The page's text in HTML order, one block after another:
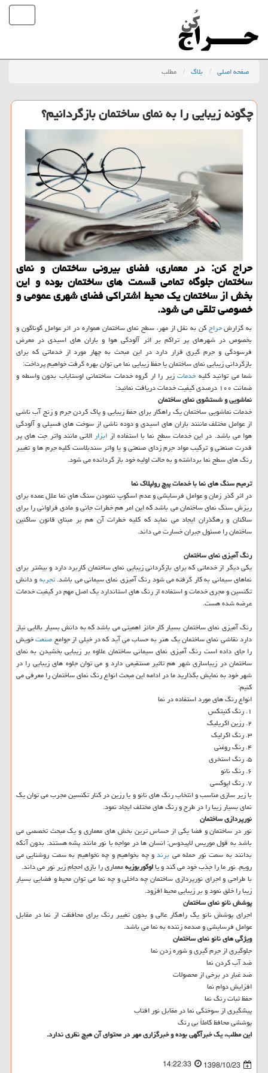
صفحه اصلی بلاگ مطلب
چگونه زیبایی را به نمای ساختمان بازگردانیم؟
حراج كن: در معماری، فضای بیرونی ساختمان و نمای
ساختمان جلوگاه تمامی قسمت های ساختمان بوده و این
بخش از ساختمان یك محیط اشتراكی فضای شهری عمومی و
خصوصی تلقی می شود.
به گزارشحراجكن به نقل از مهر، سطح نمای ساختمان همواره در اثر عوامل گوناگون و
بخصوص در شهرهای پر تراكم بر اثر آلودگی هوا و باران های اسیدی در معرض
فرسودگی و جرم گیری قرار دارد در این مبحث به چهار مورد از خدماتی كه برای
بازگردانی زیبایی نمای ساختمان یا حفظ زیبایی نما می توان بهره گرفت خواهیم پرداخت:
شما می توانید كلیه خدماتزیر را ار گروه خدمات ساختمانی اوستایاب بدون واسطه و
ضمانت ۱۰۰ درصدی كیفیت خدمات دریافت نمائید:
نماشویی و شستشوی نمای ساختمان
خدمات نماشویی ساختمان یك راهكار برای حفظ زیبایی و پاك كردن جرم و زنج آب ناشی
از عوامل مختلف ماننند باران های اسیدی و دوده ناشی از سوخت های فسیلی و آلودگی
هوا می باشد. در این خدمات سطح نما با استفاده از ابزارالاتی مانند واتر جت های پر
قدرت صنعتی و تركیب مواد جرم زدای صنعتی و یا واتر سندبلاست كلیه جرم ها و تغییر
رنگ های سطح نما برداشته و به حالت اولیه خود باز گردانده می شود.
ترمیم سنگ هاینما با خدمات پیچ رولپلاك نما
در اثر گذر زمان و عوامل فرسایشی و عدم اسكوپ ننمودن سنگ های نما علل عمده برای
ریزش سنگ نمای ساختمان می باشد كه این امر هم خطرات جانی و مادی فراوانی را برای
ساكنان و رهگذران ایجاد می نماید كه كلیه خطرات آن هم بر مبنای قانون ساكنین
ساختمان را مسئول جبران خسارت می داند.
رنگ آمیزی نمای ساختمان
یكی دیگر از خدماتی كه برای بازگردانی زیبایی نمای ساختمان كاربرد دارد و بیشتر برای
نماهای سیمانی به كار گرفته می شود رنگ آمیزی نمای سیمانی می باشد.تجربهو دانش
تكنسین و مجری خدمات و استفاده از رنگ های استاندارد یك اصل مهم در كیفیت خدمات
عرضه شده هست.
رنگ آمیزی نمای ساختمان بسیار كار حائز اهمیتی می باشد كه به دانش بسیار بالایی نیاز
دارد نقاشی نمای ساختمان یك هنر به حساب می آید كه در خیلی از جوامعصنعتخویش
را جای داده است رنگ آمیزی نمای سیمانی ساختمان علاوه بر زیبایی بخشیدن به نمای
ساختمان در زیباسازی شهر هم تاثیر مستقیمی دارد و می توان جلوه های زیبایی را در
شهر خود به نمایش بگذارید ما در ادامه این مبحث انواع رنگ نمای ساختمان را معرفی می
كنیم:
انواع رنگ های مورد استفاده در نما
۱. رنگ كنیتكس
۲. رزین اكریلیك
۳. رنگ اكرلیك
۴. رنگ روغنی
۵. رنگ استخری
۶. رنگ نانو
۷. رنگ اپوكسی
با زیر سازی مناسب و انتخاب رنگ های نانو و یا رزین در كنار تكنسین مجرب می توان یك
نمای بسیار زیبا را در طرح و رنگ های مختلف ایجاد نمود.
نورپردازیساختمان
نور در ساختمان و فضا یكی از حساس ترین بخش های معماری و یك مبحث تخصصی می
باشد به قول موریس لاپیدوس: انسان ها در مواجه با نور مانند پشه هستند. بدون آنكه
بدانند به سمت نور حمله می برندو چه بخواهیم و چه نخواهیم به سمت روشنایی می
رویم. نور ما را جذب خود می كند و یالوكوربوزیهمعماری را بازی احجام زیر نور می داند.
با طراحی و اجرای نورپردازی ساختمان چه داخلی و چه نما می توان محیط و فضایی بسیار
زیبا را خلق نمود و بر زیبایی محیط افزود.
پوشش نانو نمای ساختمان
اجرای پوشش نانو یك راهكار عالی و بدون تغییر رنگ برای محافظت از نما در مقابل
عوامل فرسایشی و صدمه زننده به نما می باشد.
ویژگی های نانو نمای ساختمان
جلوگیری از جرم گیری و شوره زدن نما
ضد آب كردن نما
ضد غبار در برخی از محصولات
افزایش دوام نما
حفظ ثبات رنگ نما
پیشگیری از سوختگی نما در مقابل نور افتاب
پوششی محافظ كاملاً بی رنگ
این مطلب، یك خبرآگهی بوده و خبرگزاری مهر در محتوای آن هیچ نظری ندارد.
1398/10/23
14:22:33